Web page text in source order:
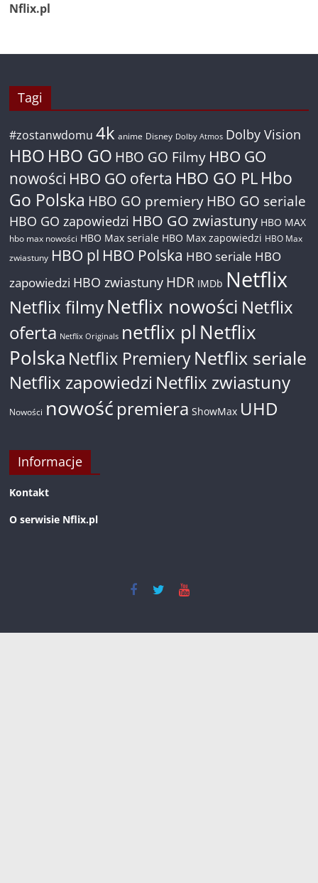
Nflix.pl
Tagi
#zostanwdomu 4k anime Disney Dolby Atmos Dolby Vision
HBO HBO GO HBO GO Filmy HBO GO
nowości HBO GO oferta HBO GO PL Hbo
Go Polska HBO GO premiery HBO GO seriale
HBO GO zapowiedzi HBO GO zwiastuny HBO MAX
hbo max nowości HBO Max seriale HBO Max zapowiedzi HBO Max
zwiastuny HBO pl HBO Polska HBO seriale HBO
zapowiedzi HBO zwiastuny HDR IMDb Netflix
Netflix filmyNetflix nowości Netflix
oferta Netflix Originals netflix pl Netflix
Polska Netflix PremieryNetflix seriale
Netflix zapowiedzi Netflix zwiastuny
Nowości nowość premiera ShowMax UHD
Informacje
Kontakt
O serwisie Nflix.pl